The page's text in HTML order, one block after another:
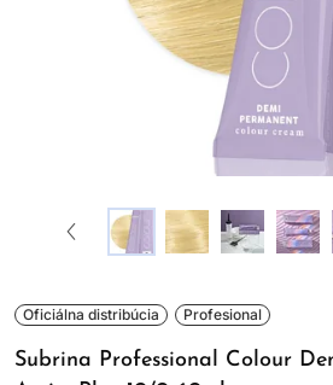
Oficiálna distribúcia Profesional
Subrina Professional Colour